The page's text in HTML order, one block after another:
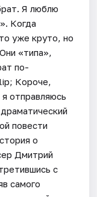
Я люблю
Когда
уже круто, но
«типа»,
по-
Короче,
отправляюсь
повести
о
Дмитрий
с
самого